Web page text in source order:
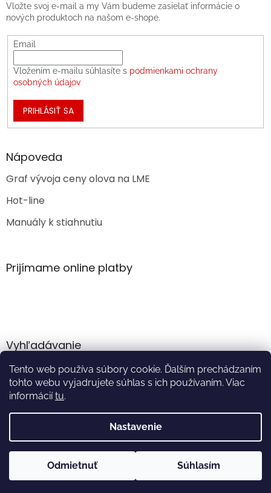
Tento web používa súbory cookie. Ďalším prechádzaním
tohto webu vyjadrujete súhlas s ich používaním. Viac
informáciítu.
Nastavenie
Odmietnuť Súhlasím
Vložte svoj e-mail a my Vám budeme zasielať informácie o
nových produktoch na našom e-shope.
Email
Vložením e-mailu súhlasíte s podmienkami ochrany
osobných údajov
PRIHLÁSIŤ SA
Nápoveda
Graf vývoja ceny olova na LME
Hot-line
Manuály k stiahnutiu
Prijímame online platby
Vyhľadávanie
HĽADAŤ
Vytvoril Shoptet
Copyright 2026Akumulator.sk . Všetky práva vyhradené.